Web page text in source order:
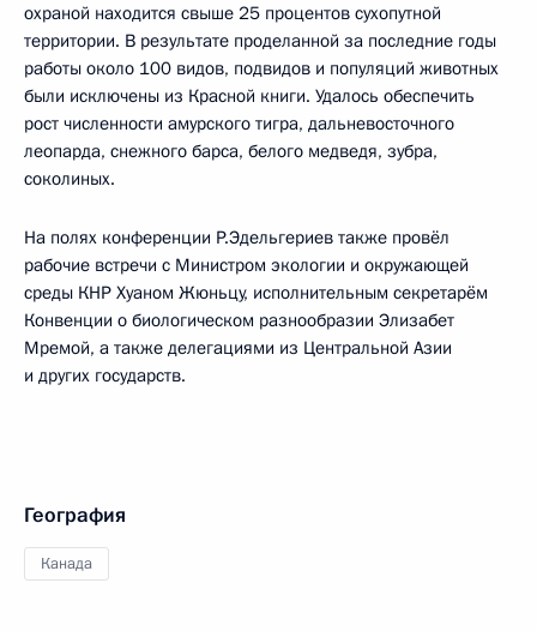
охраной находится свыше 25 процентов сухопутной
территории. В результате проделанной за последние годы
работы около 100 видов, подвидов и популяций животных
были исключены из Красной книги. Удалось обеспечить
рост численности амурского тигра, дальневосточного
леопарда, снежного барса, белого медведя, зубра,
соколиных.
На полях конференции Р.Эдельгериев также провёл
рабочие встречи с Министром экологии и окружающей
среды КНР Хуаном Жюньцу, исполнительным секретарём
Конвенции о биологическом разнообразии Элизабет
Мремой, а также делегациями из Центральной Азии
и других государств.
География
Канада